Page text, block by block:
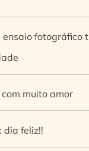
fotográfico
muito amor
dia feliz!!